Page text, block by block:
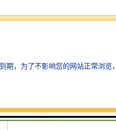
带在整个皮带输送机的中部
调整跑偏；在制造时托辊
一侧后移。